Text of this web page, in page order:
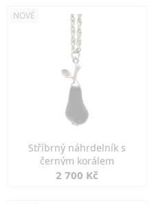
NOVÉ
Stříbrný náhrdelník s
černým korálem
2 700 Kč